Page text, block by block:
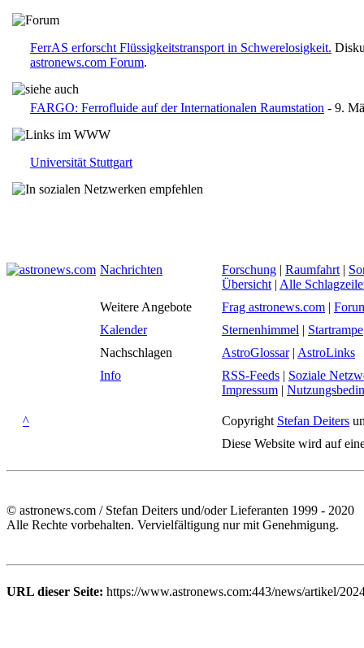
FerrAS erforscht Flüssigkeitstransport in Schwerelosigkeit.
astronews.com Forum.
FARGO: Ferrofluide auf der Internationalen Raumstation - 9.
Universität Stuttgart
Nachrichten Forschung | Raumfahrt |
Übersicht | Alle
Weitere Angebote
Frag astronews.com |
Kalender
Sternenhimmel | Startrampe
Nachschlagen
AstroGlossar| AstroLinks
Info
RSS-Feeds | Soziale
Impressum |
^ Copyright Stefan Deiters
Diese Website wird auf
© astronews.com / Stefan Deiters und/oder Lieferanten 1999 - 2020
Alle Rechte vorbehalten. Vervielfältigung nur mit Genehmigung.
URL dieser Seite: https://www.astronews.com:443/news/artikel/